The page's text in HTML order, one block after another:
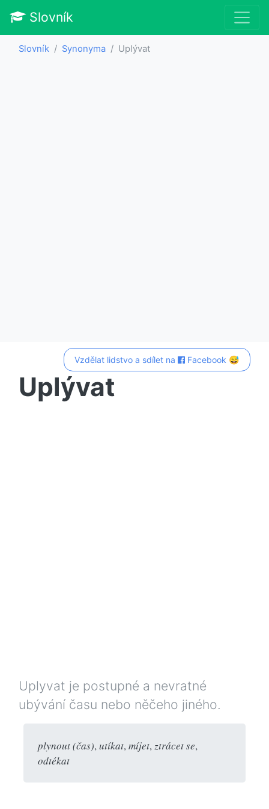
Slovník
Slovník Synonyma Uplývat
Vzdělat lidstvo a sdílet na Facebook 😅
Uplývat
Uplyvat je postupné a nevratné
ubývání času nebo něčeho jiného.
plynout (čas),utíkat,míjet,ztrácet se,
odtékat